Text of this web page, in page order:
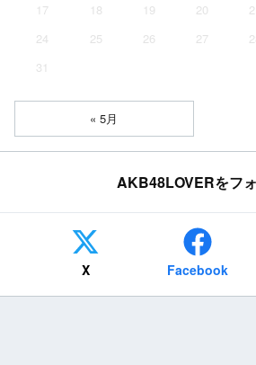
17
18 19 20
24
25 26 27
31
« 5月
AKB48LOVERをフ
X Facebook